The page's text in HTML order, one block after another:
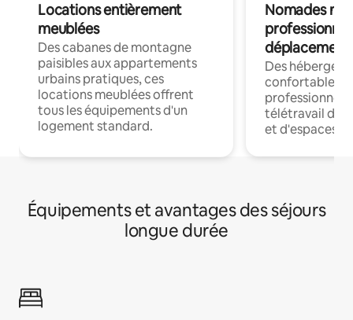
Locations entièrement
meublées
Des cabanes de montagne
paisibles aux appartements
urbains pratiques, ces
locations meublées offrent
tous les équipements d'un
logement standard.
Nomades
déplacement
Des
confortables
professionnels
télétravail
et d'espaces
Équipements et avantages des séjours
longue durée